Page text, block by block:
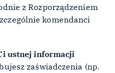
z Rozporządzeniem
komendanci
ustnej informacji
zaświadczenia (np.